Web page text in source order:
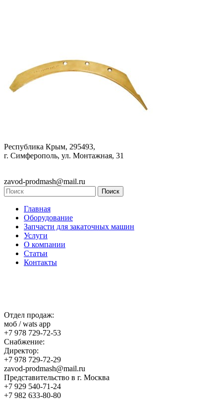
Республика Крым, 295493,
г. Симферополь, ул. Монтажная, 31
zavod-prodmash@mail.ru
Главная
Оборудование
Запчасти для закаточных машин
Услуги
О компании
Статьи
Контакты
Отдел продаж:
моб / wats app
+7 978 729-72-53
Снабжение:
Директор:
+7 978 729-72-29
zavod-prodmash@mail.ru
Представительство в г. Москва
+7 929 540-71-24
+7 982 633-80-80